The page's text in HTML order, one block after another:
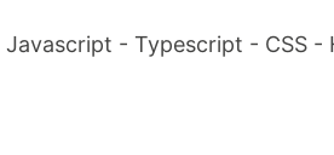
- Typescript - CSS -